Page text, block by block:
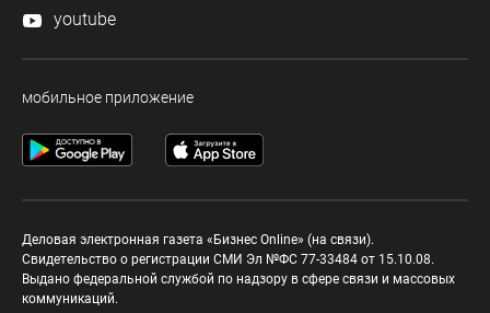
youtube
мобильное приложение
Деловая электронная газета «Бизнес Online» (на связи).
Свидетельство о регистрации СМИ Эл №ФС 77-33484 от 15.10.08.
Выдано федеральной службой по надзору в сфере связи и массовых
коммуникаций.